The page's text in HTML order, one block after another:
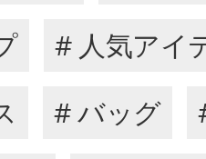
# 人気アイ
# バッグ